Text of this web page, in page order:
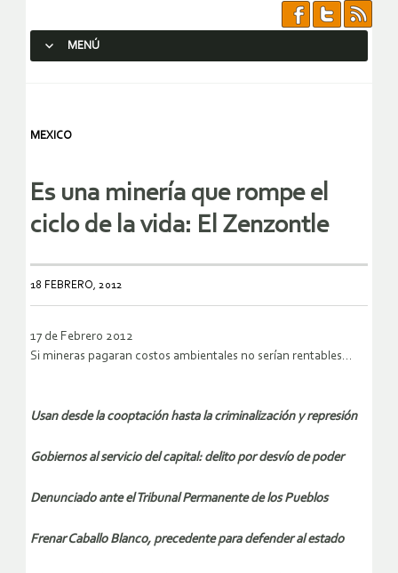
MENÚ
MEXICO
Es una minería que rompe el
ciclo de la vida: El Zenzontle
18 FEBRERO, 2012
17 de Febrero 2012
Si mineras pagaran costos ambientales no serían rentables…
Usan desde la cooptación hasta la criminalización y represión
Gobiernos al servicio del capital: delito por desvío de poder
Denunciado ante el Tribunal Permanente de los Pueblos
Frenar Caballo Blanco, precedente para defender al estado